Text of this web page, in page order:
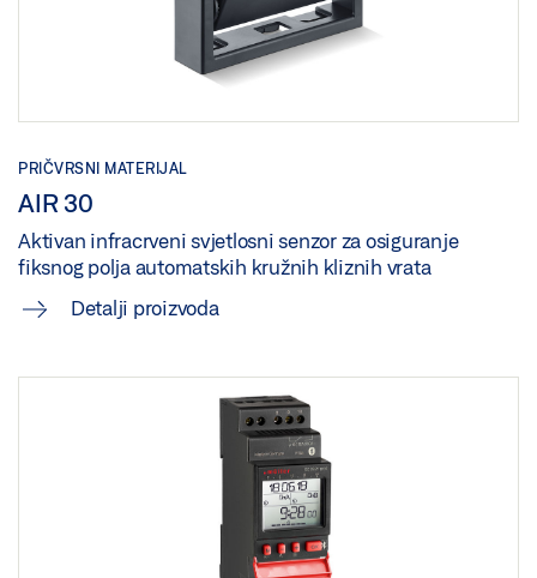
PRIČVRSNI MATERIJAL
AIR 30
Aktivan infracrveni svjetlosni senzor za osiguranje
fiksnog polja automatskih kružnih kliznih vrata
Detalji proizvoda